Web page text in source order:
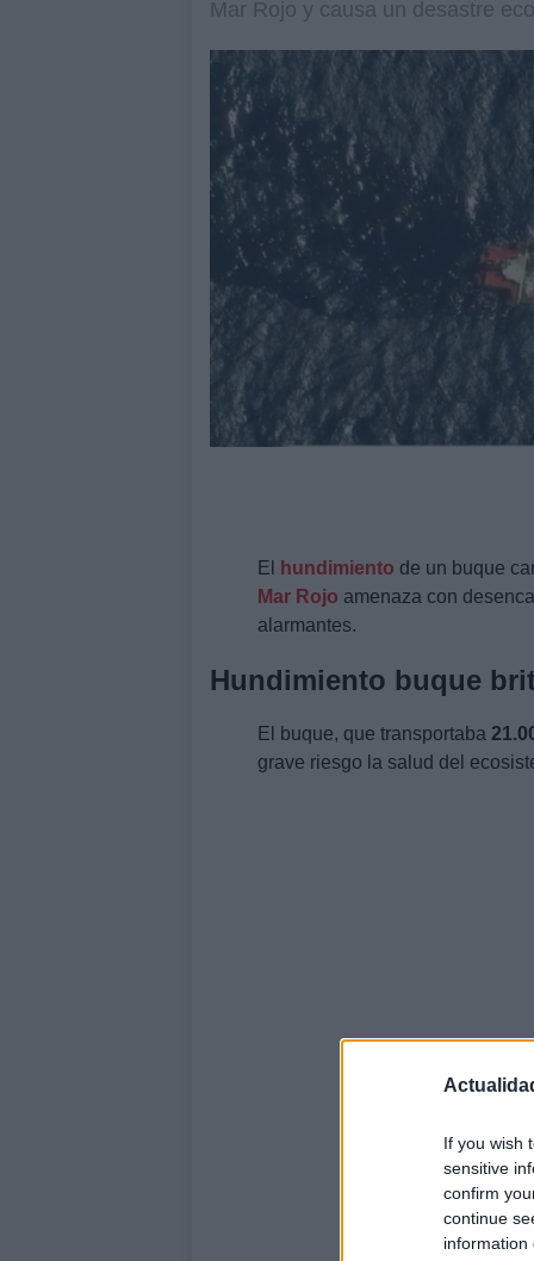
If you wish
sensitive
confirm
continue
information
Mar Rojo y causa un desastre
El hundimiento de un buque
Mar Rojo amenaza con
alarmantes.
Hundimiento buque
El buque, que transportaba
grave riesgo la salud del